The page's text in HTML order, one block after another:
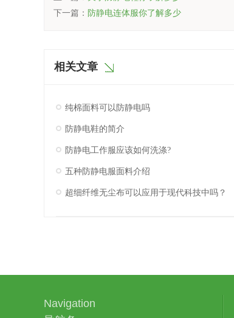
下一篇： 防静电连体服你了解多少
相关文章
纯棉面料可以防静电吗
防静电鞋的简介
防静电工作服应该如何洗涤?
五种防静电服面料介绍
超细纤维无尘布可以应用于现代科技中吗？
Navigation